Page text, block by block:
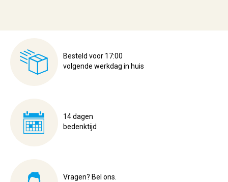
Besteld voor 17:00
volgende werkdag in huis
14 dagen
bedenktijd
Vragen? Bel ons.